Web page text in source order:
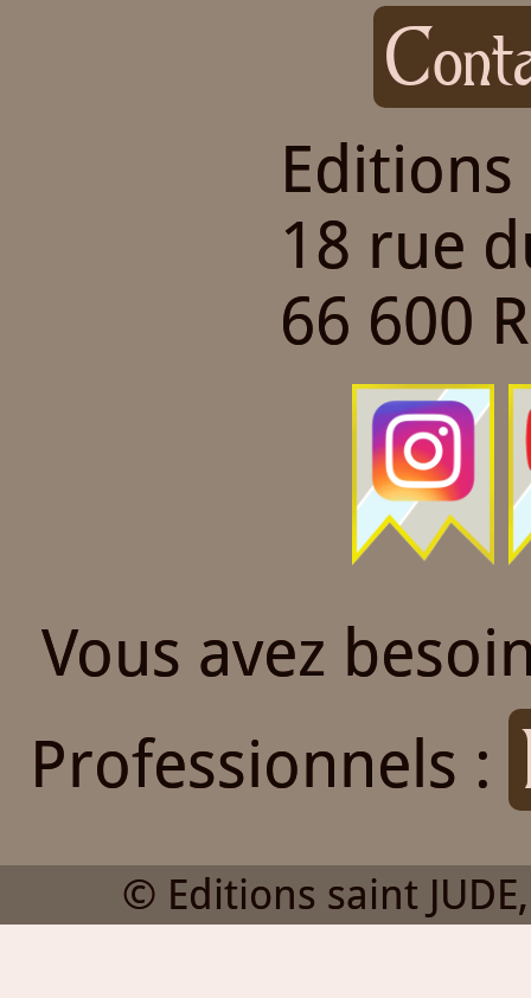
Editions
18 rue
66 600
Vous avez
Professionnels :
© Editions saint